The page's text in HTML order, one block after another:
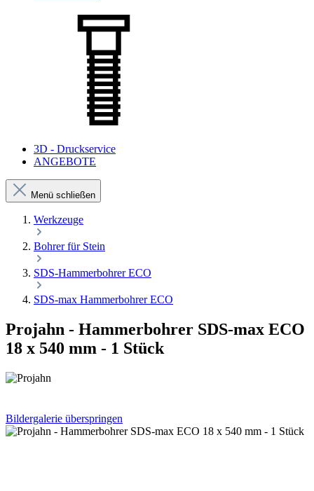
3D - Druckservice
ANGEBOTE
Menü schließen
Werkzeuge
Bohrer für Stein
SDS-Hammerbohrer ECO
SDS-max Hammerbohrer ECO
Projahn - Hammerbohrer SDS-max ECO
18 x 540 mm - 1 Stück
Bildergalerie überspringen